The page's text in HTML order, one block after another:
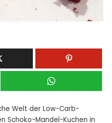
Welt der Low-Carb-
Schoko-Mandel-Kuchen in